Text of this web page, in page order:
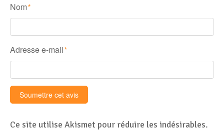
Nom *
Adresse e-mail *
Ce site utilise Akismet pour réduire les indésirables.